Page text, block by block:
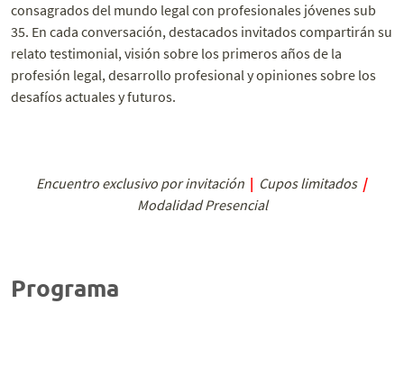
consagrados del mundo legal con profesionales jóvenes sub
35. En cada conversación, destacados invitados compartirán su
relato testimonial, visión sobre los primeros años de la
profesión legal, desarrollo profesional y opiniones sobre los
desafíos actuales y futuros.
Encuentro exclusivo por invitación | Cupos limitados |
Modalidad Presencial
Programa